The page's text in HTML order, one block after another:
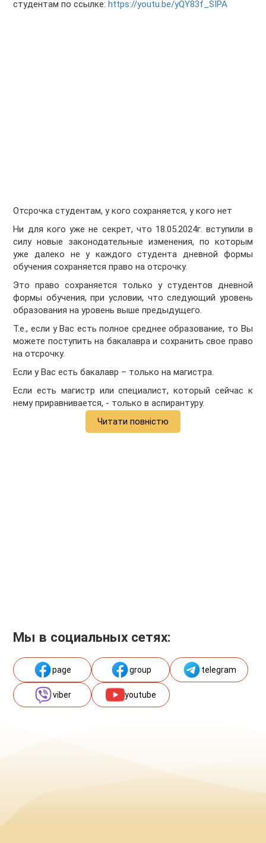
студентам по ссылке:https://youtu.be/yQY83f_SIPA
Отсрочка студентам, у кого сохраняется, у кого нет
Ни для кого уже не секрет, что 18.05.2024г. вступили в
силу новые законодательные изменения, по которым
уже далеко не у каждого студента дневной формы
обучения сохраняется право на отсрочку.
Это право сохраняется только у студентов дневной
формы обучения, при условии, что следующий уровень
образования на уровень выше предыдущего.
Т.е., если у Вас есть полное среднее образование, то Вы
можете поступить на бакалавра и сохранить свое право
на отсрочку.
Если у Вас есть бакалавр – только на магистра.
Если есть магистр или специалист, который сейчас к
нему приравнивается, - только в аспирантуру.
Читати повністю
Мы в социальных сетях:
page group telegram
viber youtube